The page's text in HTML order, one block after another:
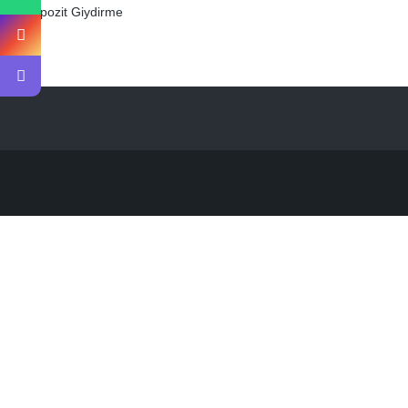
Kompozit Giydirme